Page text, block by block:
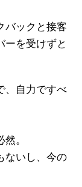
バックと接客
ーを受けずと
、自力ですべ
。
ないし、今の